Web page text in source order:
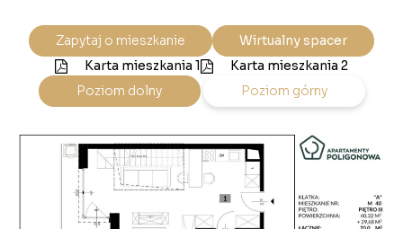
Zapytaj o mieszkanie
Wirtualny spacer
Karta mieszkania 1
Karta mieszkania 2
Poziom dolny
Poziom górny